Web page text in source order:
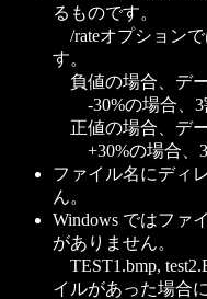
るものです。
/rateオプション
す。
負値の場合、デ
-30%の場合、3
正値の場合、デ
+30%の場合、3
ファイル名にディ
ん。
Windows ではファ
がありません。
TEST1.bmp,
イルがあった場合に